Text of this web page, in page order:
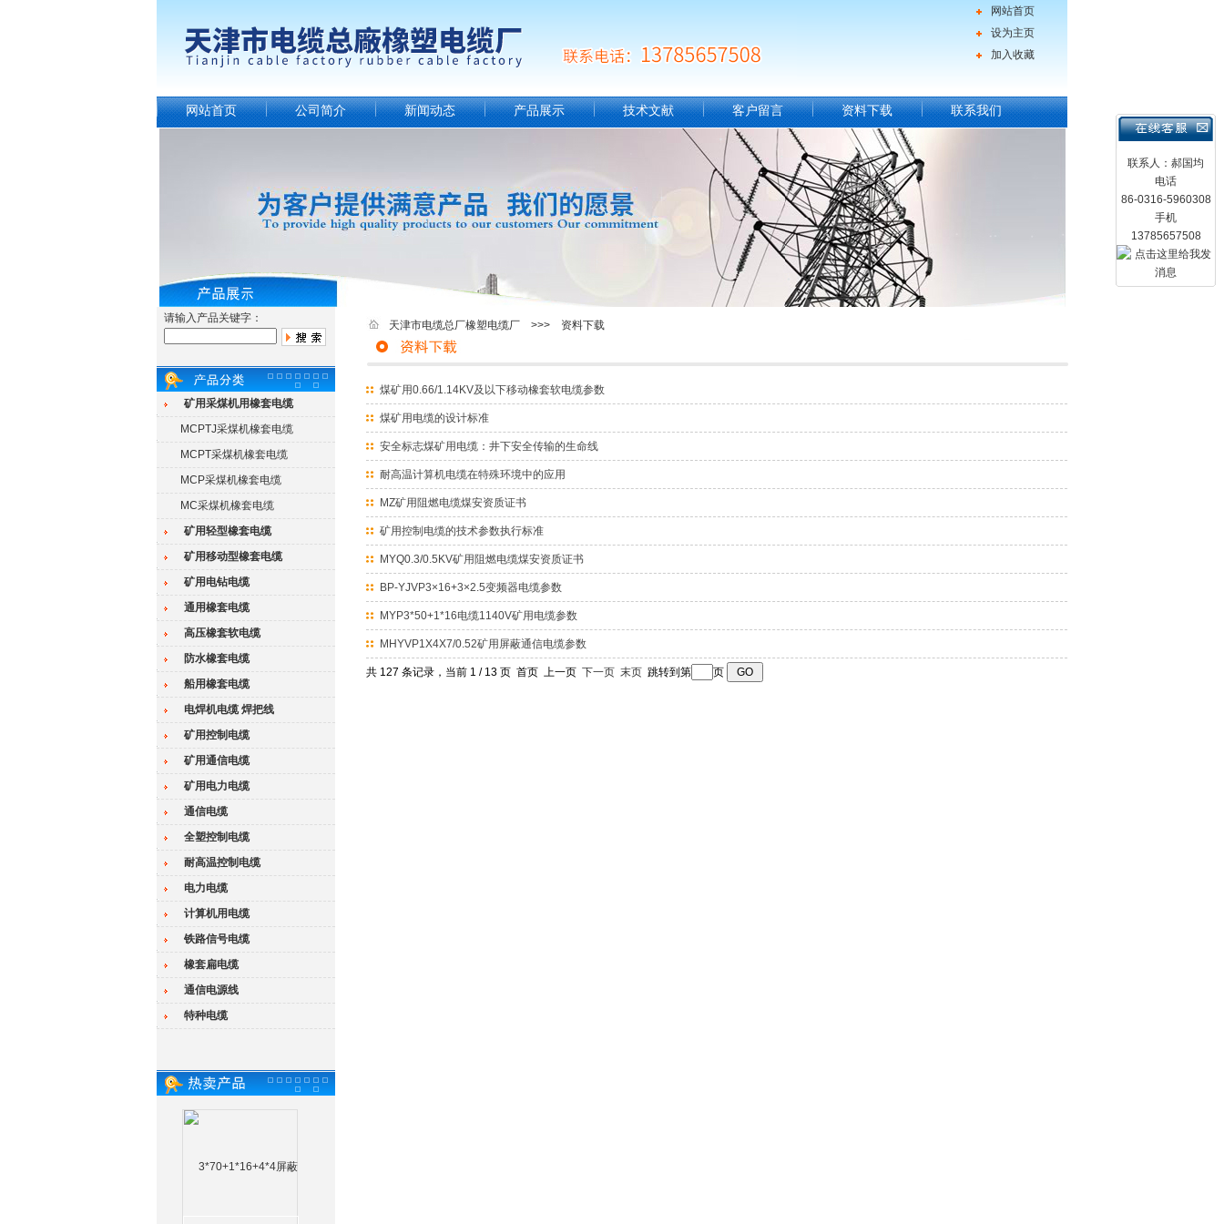
网站首页
设为主页
加入收藏
联系人：郝国均
电话
86-0316-5960308
手机
13785657508
网站首页 公司简介 新闻动态 产品展示 技术文献 客户留言 资料下载 联系我们
请输入产品关键字：
矿用采煤机用橡套电缆
MCPTJ采煤机橡套电缆
MCPT采煤机橡套电缆
MCP采煤机橡套电缆
MC采煤机橡套电缆
矿用轻型橡套电缆
矿用移动型橡套电缆
矿用电钻电缆
通用橡套电缆
高压橡套软电缆
防水橡套电缆
船用橡套电缆
电焊机电缆 焊把线
矿用控制电缆
矿用通信电缆
矿用电力电缆
通信电缆
全塑控制电缆
耐高温控制电缆
电力电缆
计算机用电缆
铁路信号电缆
橡套扁电缆
通信电源线
特种电缆
天津市电缆总厂橡塑电缆厂 >>> 资料下载
煤矿用0.66/1.14KV及以下移动橡套软电缆参数
煤矿用电缆的设计标准
安全标志煤矿用电缆：井下安全传输的生命线
耐高温计算机电缆在特殊环境中的应用
MZ矿用阻燃电缆煤安资质证书
矿用控制电缆的技术参数执行标准
MYQ0.3/0.5KV矿用阻燃电缆煤安资质证书
BP-YJVP3×16+3×2.5变频器电缆参数
MYP3*50+1*16电缆1140V矿用电缆参数
MHYVP1X4X7/0.52矿用屏蔽通信电缆参数
共 127 条记录，当前 1 / 13 页 首页 上一页 下一页 末页 跳转到第 页